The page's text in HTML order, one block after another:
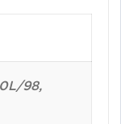
98,